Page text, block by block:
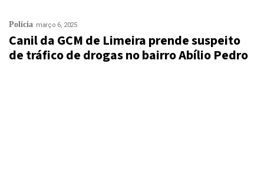
Polícia março 6, 2025
Canil da GCM de Limeira prende suspeito
de tráfico de drogas no bairro Abílio Pedro